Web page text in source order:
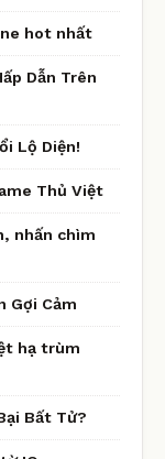
hot nhất
Dẫn Trên
Lộ Diện!
Thủ Việt
nhấn chìm
Gợi Cảm
hạ trùm
Bất Tử?